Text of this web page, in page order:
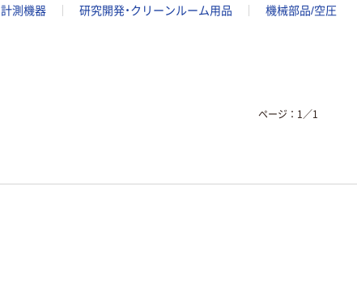
計測機器 研究開発・クリーンルーム用品
機械部品/空圧
ページ： 1 ／1